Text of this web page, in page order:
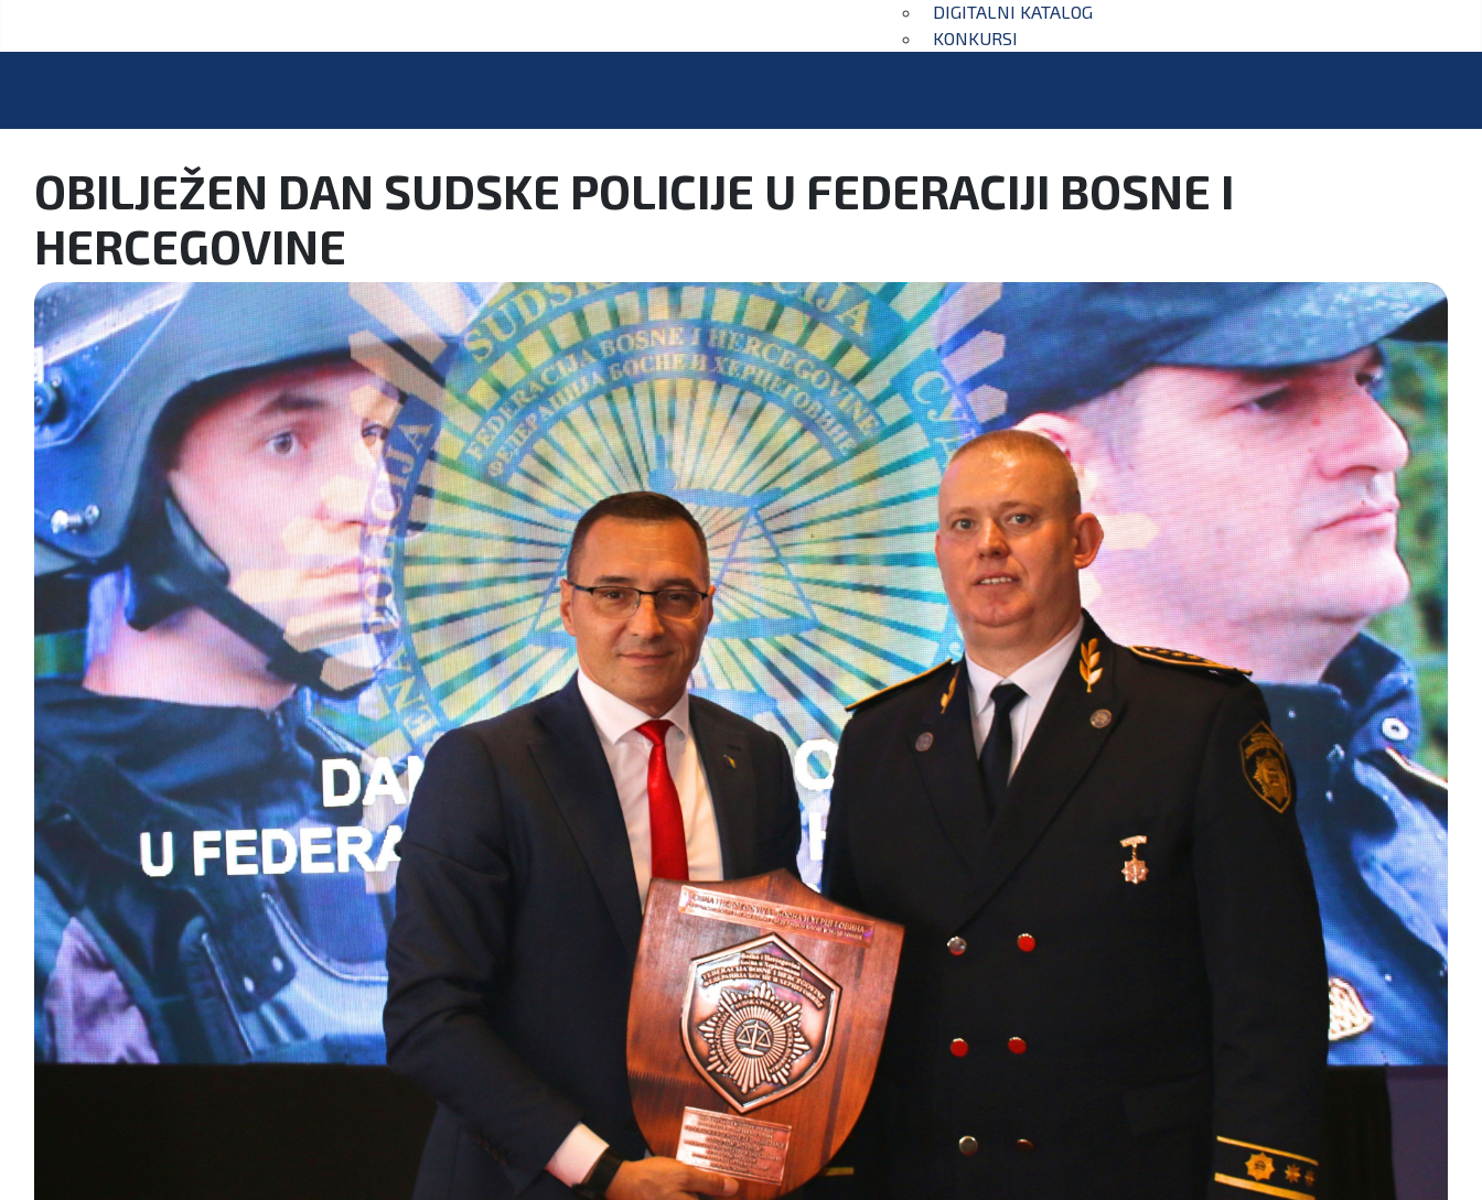
DIGITALNI KATALOG
KONKURSI
OBILJEŽEN DAN SUDSKE POLICIJE U FEDERACIJI BOSNE I
HERCEGOVINE